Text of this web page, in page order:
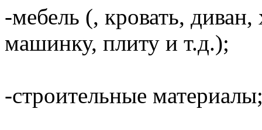
-мебель (, кровать,
машинку, плиту и т.д.);
-строительные